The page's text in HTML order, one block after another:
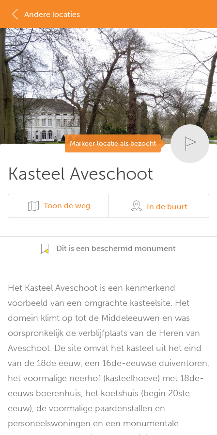
Markeer locatie als bezocht
Kasteel Aveschoot
Toon de weg In de buurt
Dit is een beschermd monument
Het Kasteel Aveschoot is een kenmerkend
voorbeeld van een omgrachte kasteelsite. Het
domein klimt op tot de Middeleeuwen en was
oorspronkelijk de verblijfplaats van de Heren van
Aveschoot. De site omvat het kasteel uit het eind
van de 18de eeuw, een 16de-eeuwse duiventoren,
het voormalige neerhof (kasteelhoeve) met 18de-
eeuws boerenhuis, het koetshuis (begin 20ste
eeuw), de voormalige paardenstallen en
personeelswoningen en een monumentale
Andere locaties
MAP LIJST